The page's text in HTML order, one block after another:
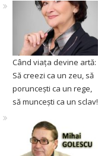
Când viața devine artă:
Să creezi ca un zeu, să
poruncești ca un rege,
să muncești ca un sclav!